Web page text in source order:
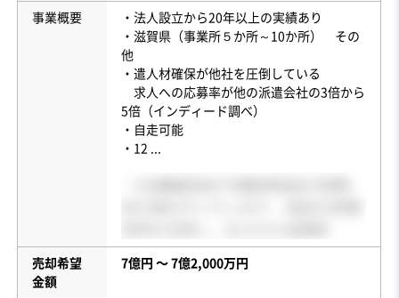
事業概要
・法人設立から20年以上の実績あり
・滋賀県（事業所５か所～10か所） その
他
・遣人材確保が他社を圧倒している
求人への応募率が他の派遣会社の3倍から
5倍（インディード調べ）
・自走可能
・12
売却希望
金額
7億円 〜 7億2,000万円